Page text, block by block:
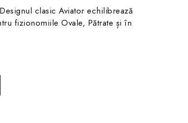
Designul clasic Aviator echilibrează
fizionomiile Ovale, Pătrate și în